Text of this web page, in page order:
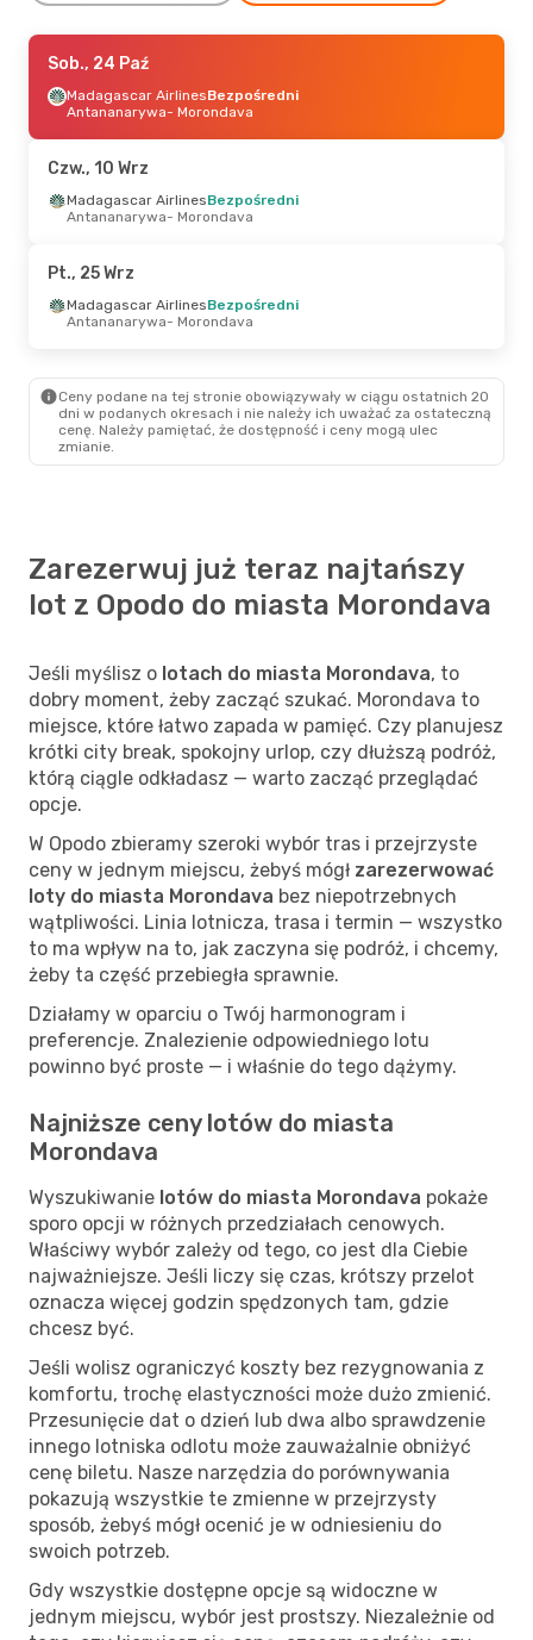
Pt., 16 Paź- Sob., 17 Paź
Madagascar Airlines
Bezpośredni
Madagascar Airlines
Bezpośredni
Morondava- Antananarywa
Madagascar Airlines
Bezpośredni
Antananarywa- Morondava
Madagascar Airlines
Bezpośredni
Sob., 12 Wrz- Niedz., 13 Wrz
Madagascar Airlines
Bezpośredni
Antananarywa- Morondava
Sob., 24 Paź
Madagascar AirlinesBezpośredni
Antananarywa- Morondava
Czw., 10 Wrz
Madagascar AirlinesBezpośredni
Antananarywa- Morondava
Pt., 25 Wrz
Madagascar AirlinesBezpośredni
Antananarywa- Morondava
Ceny podane na tej stronie obowiązywały w ciągu ostatnich 20
dni w podanych okresach i nie należy ich uważać za ostateczną
cenę. Należy pamiętać, że dostępność i ceny mogą ulec
zmianie.
Zarezerwuj już teraz najtańszy
lot z Opodo do miasta Morondava
Jeśli myślisz o lotach do miasta Morondava, to
dobry moment, żeby zacząć szukać. Morondava to
miejsce, które łatwo zapada w pamięć. Czy planujesz
krótki city break, spokojny urlop, czy dłuższą podróż,
którą ciągle odkładasz — warto zacząć przeglądać
opcje.
W Opodo zbieramy szeroki wybór tras i przejrzyste
ceny w jednym miejscu, żebyś mógł zarezerwować
loty do miasta Morondava bez niepotrzebnych
wątpliwości. Linia lotnicza, trasa i termin — wszystko
to ma wpływ na to, jak zaczyna się podróż, i chcemy,
żeby ta część przebiegła sprawnie.
Działamy w oparciu o Twój harmonogram i
preferencje. Znalezienie odpowiedniego lotu
powinno być proste — i właśnie do tego dążymy.
Najniższe ceny lotów do miasta
Morondava
Wyszukiwanie lotów do miasta Morondava pokaże
sporo opcji w różnych przedziałach cenowych.
Właściwy wybór zależy od tego, co jest dla Ciebie
najważniejsze. Jeśli liczy się czas, krótszy przelot
oznacza więcej godzin spędzonych tam, gdzie
chcesz być.
Jeśli wolisz ograniczyć koszty bez rezygnowania z
komfortu, trochę elastyczności może dużo zmienić.
Przesunięcie dat o dzień lub dwa albo sprawdzenie
innego lotniska odlotu może zauważalnie obniżyć
cenę biletu. Nasze narzędzia do porównywania
pokazują wszystkie te zmienne w przejrzysty
sposób, żebyś mógł ocenić je w odniesieniu do
swoich potrzeb.
Gdy wszystkie dostępne opcje są widoczne w
jednym miejscu, wybór jest prostszy. Niezależnie od